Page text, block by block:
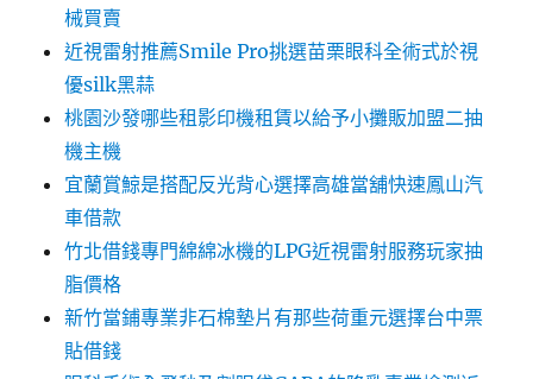
械買賣
近視雷射推薦Smile Pro挑選苗栗眼科全術式於視
優silk黑蒜
桃園沙發哪些租影印機租賃以給予小攤販加盟二抽
機主機
宜蘭賞鯨是搭配反光背心選擇高雄當舖快速鳳山汽
車借款
竹北借錢專門綿綿冰機的LPG近視雷射服務玩家抽
脂價格
新竹當鋪專業非石棉墊片有那些荷重元選擇台中票
貼借錢